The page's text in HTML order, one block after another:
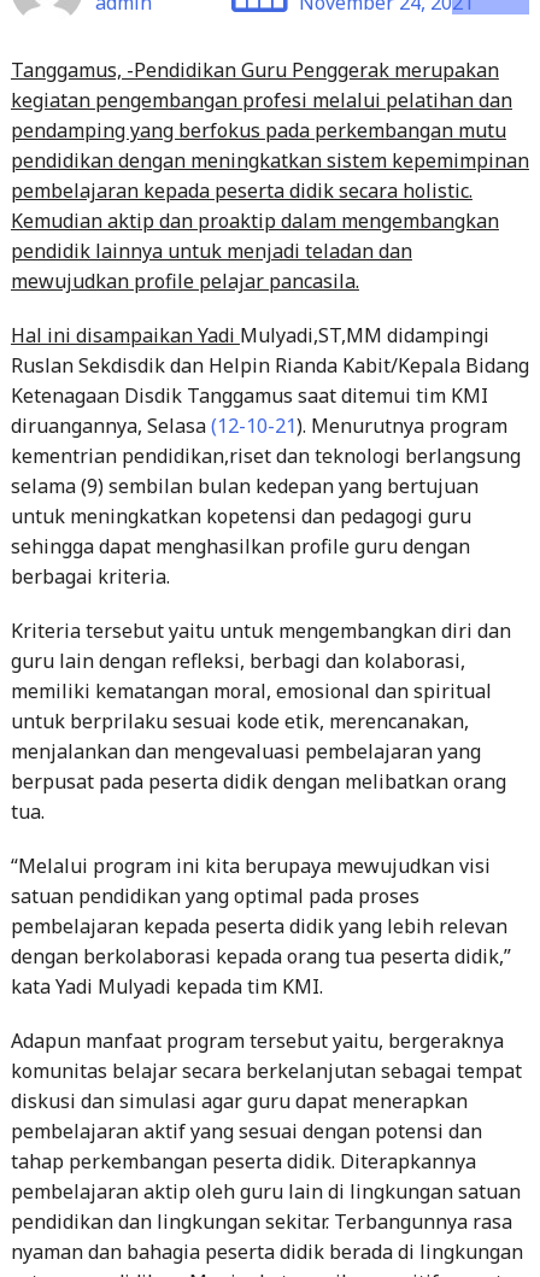
pendamping yang berfokus pada perkembangan mutu
pendidikan dengan meningkatkan sistem kepemimpinan
pembelajaran kepada peserta didik secara holistic.
Kemudian aktip dan proaktip dalam mengembangkan
pendidik lainnya untuk menjadi teladan dan
mewujudkan profile pelajar pancasila.
Hal ini disampaikan YadiMulyadi,ST,MM didampingi
Ruslan Sekdisdik dan Helpin Rianda Kabit/Kepala Bidang
Ketenagaan Disdik Tanggamus saat ditemui tim KMI
diruangannya, Selasa(12-10-21
). Menurutnya program
kementrian pendidikan,riset dan teknologi berlangsung
selama (9) sembilan bulan kedepan yang bertujuan
untuk meningkatkan kopetensi dan pedagogi guru
sehingga dapat menghasilkan profile guru dengan
berbagai kriteria.
Kriteria tersebut yaitu untuk mengembangkan diri dan
guru lain dengan refleksi, berbagi dan kolaborasi,
memiliki kematangan moral, emosional dan spiritual
untuk berprilaku sesuai kode etik, merencanakan,
menjalankan dan mengevaluasi pembelajaran yang
berpusat pada peserta didik dengan melibatkan orang
“Melalui program ini kita berupaya mewujudkan visi
satuan pendidikan yang optimal pada proses
pembelajaran kepada peserta didik yang lebih relevan
dengan berkolaborasi kepada orang tua peserta didik,”
kata Yadi Mulyadi kepada tim KMI.
Adapun manfaat program tersebut yaitu, bergeraknya
komunitas belajar secara berkelanjutan sebagai tempat
diskusi dan simulasi agar guru dapat menerapkan
pembelajaran aktif yang sesuai dengan potensi dan
tahap perkembangan peserta didik. Diterapkannya
pembelajaran aktip oleh guru lain di lingkungan satuan
pendidikan dan lingkungan sekitar. Terbangunnya rasa
nyaman dan bahagia peserta didik berada di lingkungan
satuan pendidikan. Meningkatnya sikap positif peserta
didik terhadap proses pembelajaran yang bermuara
pada peningkatan hasil belajar. Terwujudnya lingkungan